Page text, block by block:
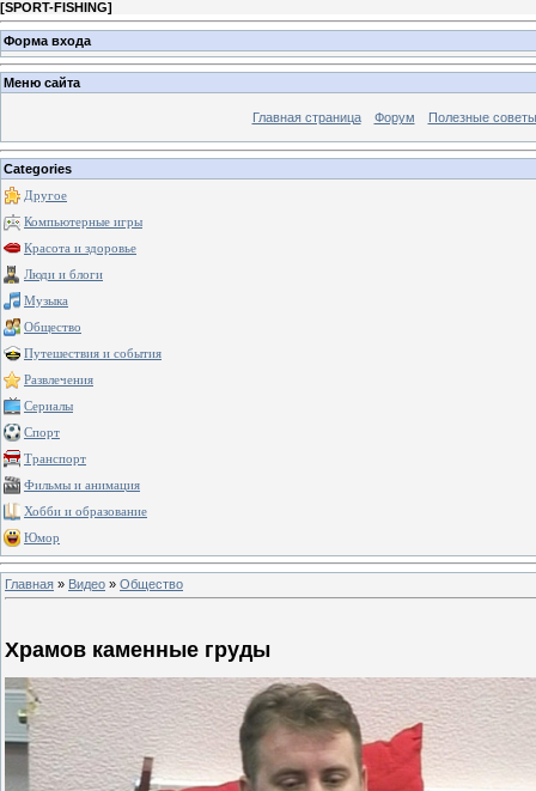
[SPORT-FISHING]
Форма входа
Меню сайта
Главная страница Форум Полезные советы
Categories
Другое
Компьютерные игры
Красота и здоровье
Люди и блоги
Музыка
Общество
Путешествия и события
Развлечения
Сериалы
Спорт
Транспорт
Фильмы и анимация
Хобби и образование
Юмор
Главная » Видео » Общество
Храмов каменные груды